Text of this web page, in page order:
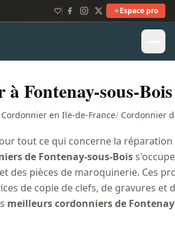
Espace pro
Fontenay-sous-Bois
Cordonnier en Ile-de-France/ Cordonnier
tout ce qui concerne la
de Fontenay-sous-Bois
des pièces de maroquinerie. Ces
de copie de clefs, de gravures
meilleurs cordonniers de